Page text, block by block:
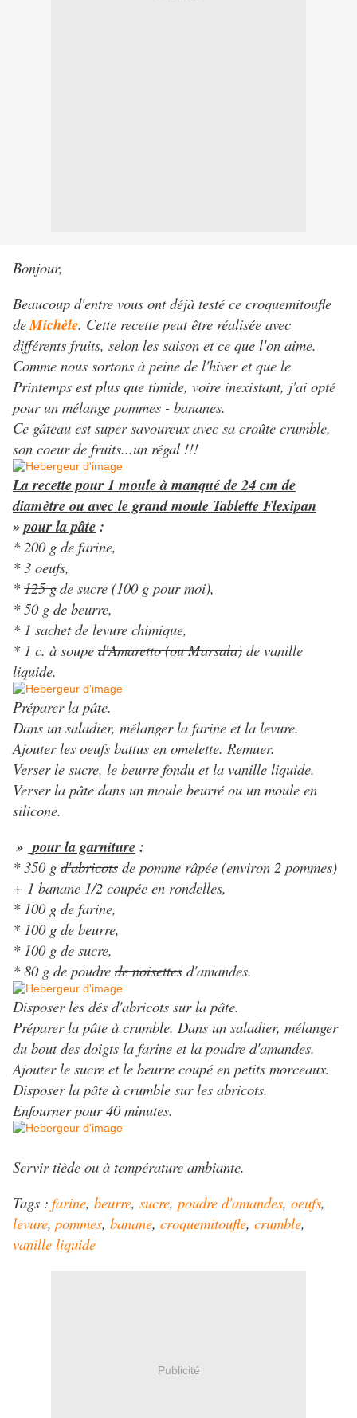
Bonjour,
Beaucoup d'entre vous ont déjà testé ce croquemitoufle
deMichèle. Cette recette peut être réalisée avec
différents fruits, selon les saison et ce que l'on aime.
Comme nous sortons à peine de l'hiver et que le
Printemps est plus que timide, voire inexistant, j'ai opté
pour un mélange pommes - bananes.
Ce gâteau est super savoureux avec sa croûte crumble,
son coeur de fruits...un régal !!!
La recette pour 1 moule à manqué de 24 cm de
diamètre ou avec le grand moule Tablette Flexipan
»pour la pâte:
* 200 g de farine,
* 3 oeufs,
* 125 gde sucre (100 g pour moi),
* 50 g de beurre,
* 1 sachet de levure chimique,
* 1 c. à soupe d'Amaretto (ou Marsala) de vanille
liquide.
Préparer la pâte.
Dans un saladier, mélanger la farine et la levure.
Ajouter les oeufs battus en omelette. Remuer.
Verser le sucre, le beurre fondu et la vanille liquide.
Verser la pâte dans un moule beurré ou un moule en
silicone.
» pour la garniture:
* 350 g d'abricots de pomme râpée (environ 2 pommes)
+ 1 banane 1/2 coupée en rondelles,
* 100 g de farine,
* 100 g de beurre,
* 100 g de sucre,
* 80 g de poudre de noisettes d'amandes.
Disposer les dés d'abricots sur la pâte.
Préparer la pâte à crumble. Dans un saladier, mélanger
du bout des doigts la farine et la poudre d'amandes.
Ajouter le sucre et le beurre coupé en petits morceaux.
Disposer la pâte à crumble sur les abricots.
Enfourner pour 40 minutes.
Servir tiède ou à température ambiante.
Tags : farine, beurre, sucre, poudre d'amandes, oeufs,
levure, pommes, banane, croquemitoufle, crumble,
vanille liquide
Publicité